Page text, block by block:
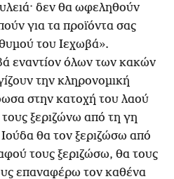
δεν θα ωφεληθούν
για τα προϊόντα σας
του Ιεχωβά».
εναντίον όλων των κακών
την κληρονομική
στην κατοχή του λαού
ξεριζώνω από τη γη
Ιούδα θα τον ξεριζώσω από
τους ξεριζώσω, θα τους
επαναφέρω τον καθένα